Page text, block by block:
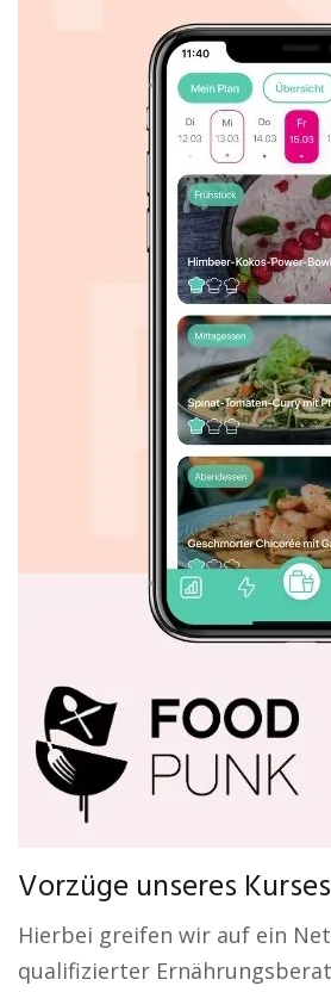
Vorzüge unseres
Hierbei greifen wir auf ein
qualifizierter